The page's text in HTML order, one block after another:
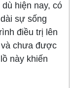
hiện nay, có
sự sống
điều trị lên
và chưa được
này khiến